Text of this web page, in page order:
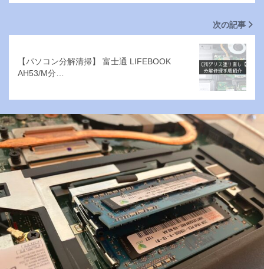
次の記事
【パソコン分解清掃】 富士通 LIFEBOOK
AH53/M分…